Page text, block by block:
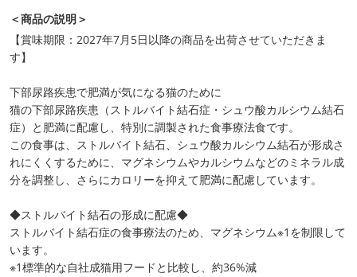
＜商品の説明＞
【賞味期限：2027年7月5日以降の商品を出荷させていただきま
す】
下部尿路疾患で肥満が気になる猫のために
猫の下部尿路疾患（ストルバイト結石症・シュウ酸カルシウム結石
症）と肥満に配慮し、特別に調製された食事療法食です。
この食事は、ストルバイト結石、シュウ酸カルシウム結石が形成さ
れにくくするために、マグネシウムやカルシウムなどのミネラル成
分を調整し、さらにカロリーを抑えて肥満に配慮しています。
◆ストルバイト結石の形成に配慮◆
ストルバイト結石症の食事療法のため、マグネシウム※1を制限して
います。
※1標準的な自社成猫用フードと比較し、約36%減